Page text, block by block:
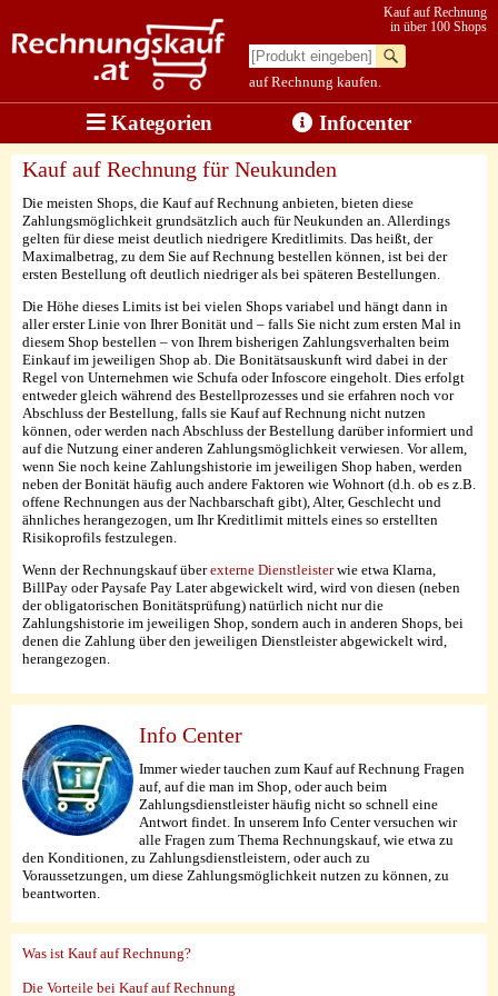
auf Rechnung kaufen.
Kauf auf Rechnung
in über 100 Shops
Kategorien
Infocenter
Kauf auf Rechnung für Neukunden
Die meisten Shops, die Kauf auf Rechnung anbieten, bieten diese
Zahlungsmöglichkeit grundsätzlich auch für Neukunden an. Allerdings
gelten für diese meist deutlich niedrigere Kreditlimits. Das heißt, der
Maximalbetrag, zu dem Sie auf Rechnung bestellen können, ist bei der
ersten Bestellung oft deutlich niedriger als bei späteren Bestellungen.
Die Höhe dieses Limits ist bei vielen Shops variabel und hängt dann in
aller erster Linie von Ihrer Bonität und – falls Sie nicht zum ersten Mal in
diesem Shop bestellen – von Ihrem bisherigen Zahlungsverhalten beim
Einkauf im jeweiligen Shop ab. Die Bonitätsauskunft wird dabei in der
Regel von Unternehmen wie Schufa oder Infoscore eingeholt. Dies erfolgt
entweder gleich während des Bestellprozesses und sie erfahren noch vor
Abschluss der Bestellung, falls sie Kauf auf Rechnung nicht nutzen
können, oder werden nach Abschluss der Bestellung darüber informiert und
auf die Nutzung einer anderen Zahlungsmöglichkeit verwiesen. Vor allem,
wenn Sie noch keine Zahlungshistorie im jeweiligen Shop haben, werden
neben der Bonität häufig auch andere Faktoren wie Wohnort (d.h. ob es z.B.
offene Rechnungen aus der Nachbarschaft gibt), Alter, Geschlecht und
ähnliches herangezogen, um Ihr Kreditlimit mittels eines so erstellten
Risikoprofils festzulegen.
Wenn der Rechnungskauf überexterne Dienstleisterwie etwa Klarna,
BillPay oder Paysafe Pay Later abgewickelt wird, wird von diesen (neben
der obligatorischen Bonitätsprüfung) natürlich nicht nur die
Zahlungshistorie im jeweiligen Shop, sondern auch in anderen Shops, bei
denen die Zahlung über den jeweiligen Dienstleister abgewickelt wird,
herangezogen.
Info Center
Immer wieder tauchen zum Kauf auf Rechnung Fragen
auf, auf die man im Shop, oder auch beim
Zahlungsdienstleister häufig nicht so schnell eine
Antwort findet. In unserem Info Center versuchen wir
alle Fragen zum Thema Rechnungskauf, wie etwa zu
den Konditionen, zu Zahlungsdienstleistern, oder auch zu
Voraussetzungen, um diese Zahlungsmöglichkeit nutzen zu können, zu
beantworten.
Was ist Kauf auf Rechnung?
Die Vorteile bei Kauf auf Rechnung